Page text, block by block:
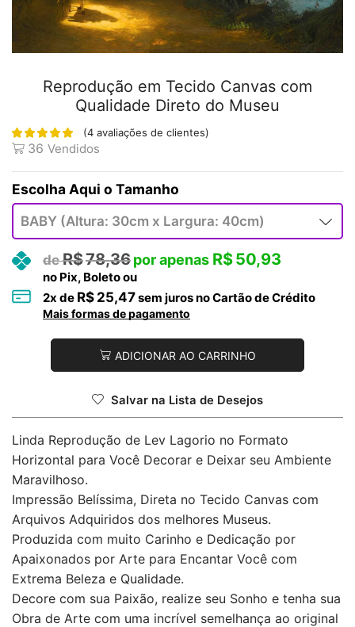
Reprodução em Tecido Canvas com
Qualidade Direto do Museu
(4 avaliações de clientes)
36 Vendidos
Tamanho
R$78,36 R$50,93
no Pix, Boleto ou
2x de R$ 25,47sem juros no Cartão de Crédito
Mais formas de pagamento
ADICIONAR AO CARRINHO
Salvar na Lista de Desejos
Linda Reprodução de Lev Lagorio no Formato
Horizontal para Você Decorar e Deixar seu Ambiente
Maravilhoso.
Impressão Belíssima, Direta no Tecido Canvas com
Arquivos Adquiridos dos melhores Museus.
Produzida com muito Carinho e Dedicação por
Apaixonados por Arte para Encantar Você com
Extrema Beleza e Qualidade.
Decore com sua Paixão, realize seu Sonho e tenha sua
Obra de Arte com uma incrível semelhança ao original